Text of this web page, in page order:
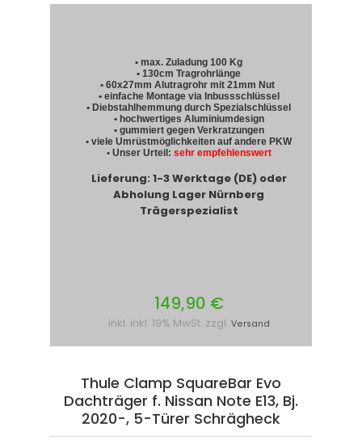
• max. Zuladung 100 Kg
• 130cm Tragrohrlänge
• 60x27mm Alutragrohr mit 21mm Nut
• einfache Montage via Inbussschlüssel
• Diebstahlhemmung durch Spezialschlüssel
• hochwertiges Aluminiumdesign
• gummiert gegen Verkratzungen
• viele Umrüstmöglichkeiten auf andere PKW
• Unser Urteil: sehr empfehlenswert
Lieferung: 1-3 Werktage (DE) oder
Abholung Lager Nürnberg
Trägerspezialist
149,90 €
inkl. inkl. 19% MwSt. zzgl. Versand
Thule Clamp SquareBar Evo
Dachträger f. Nissan Note E13, Bj.
2020-, 5-Türer Schrägheck